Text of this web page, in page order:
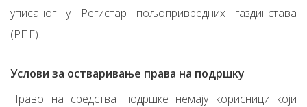
уписаног у Регистар пољопривредних газдинстава
(РПГ).
Услови за остваривање права на подршку
Право на средства подршке немају корисници који